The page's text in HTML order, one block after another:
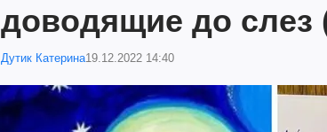
доводящие до слез
Дутик Катерина19.12.2022 14:40